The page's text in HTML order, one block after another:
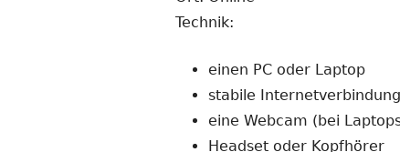
Technik:
einen PC oder Laptop
stabile Internetverbindung
eine Webcam (bei
Headset oder Kopfhörer